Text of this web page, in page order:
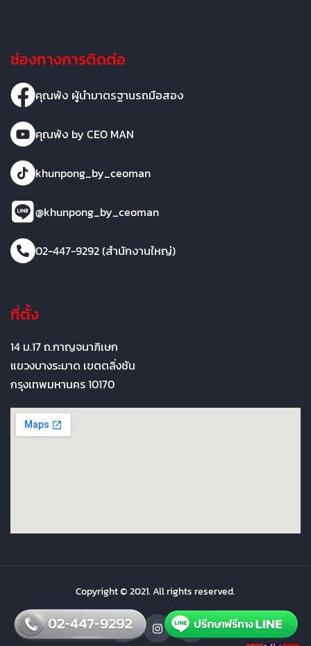
ช่องทางการติดต่อ
คุณพ้ง ผู้นำมาตรฐานรถมือสอง
คุณพ้ง by CEO MAN
khunpong_by_ceoman
@khunpong_by_ceoman
02-447-9292 (สำนักงานใหญ่)
ที่ตั้ง
14 ม.17 ถ.กาญจนาภิเษก
แขวงบางระมาด เขตตลิ่งชัน
กรุงเทพมหานคร 10170
Copyright © 2021. All rights reserved.